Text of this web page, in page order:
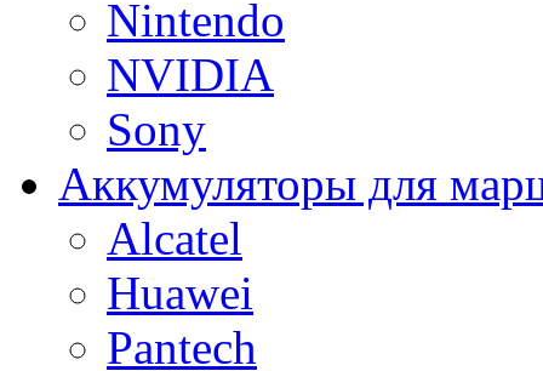
Nintendo
NVIDIA
Sony
Аккумуляторы для
Alcatel
Huawei
Pantech